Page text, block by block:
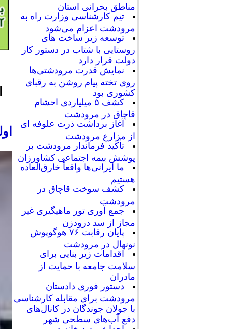
مناطق بحرانی استان
تیم کارشناسی وزارت راه به
مرودشت اعزام می‌شود
توسعه زیر ساخت های
روستایی با شتاب در دستور کار
دولت قرار دارد
نمایش قدرت مرودشتی‌ها
روی تخته پیام روشن به رقبای
کشوری بود
کشف ۵ میلیاردی احشام
قاچاق در مرودشت
آغاز برداشت ذرت علوفه ای
از مزارع مرودشت
تأکید فرماندار مرودشت بر
پوشش بیمه اجتماعی کشاورزان
ما ایرانی‌ها واقعاً خارق‌العاده
هستیم
کشف سوخت قاچاق در
مرودشت
جمع آوری تور ماهیگیری غیر
مجاز از سد درودزن
پایان رقابت‌ ۷۶ هوگوپوش
نونهال در مرودشت
اقدامات زیر بنایی برای
سلامت جامعه با حمایت از
مادران
دستور فوری دادستان
مرودشت برای مقابله کارشناسی
با جولان جوندگان در کانال‌های
دفع آب‌های سطحی شهر